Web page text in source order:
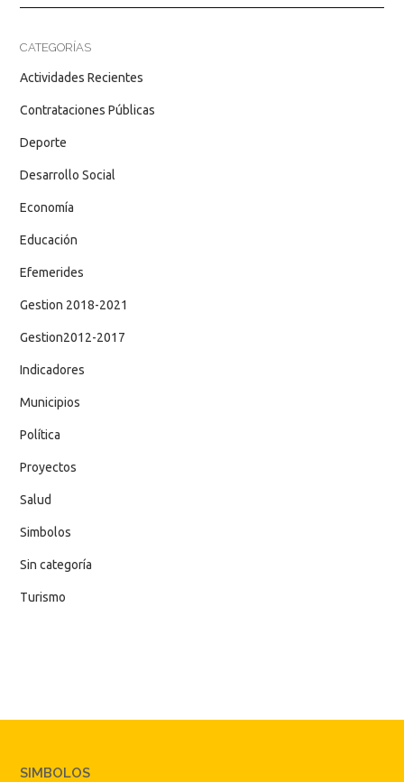
CATEGORÍAS
Actividades Recientes
Contrataciones Públicas
Deporte
Desarrollo Social
Economía
Educación
Efemerides
Gestion 2018-2021
Gestion2012-2017
Indicadores
Municipios
Política
Proyectos
Salud
Simbolos
Sin categoría
Turismo
SIMBOLOS